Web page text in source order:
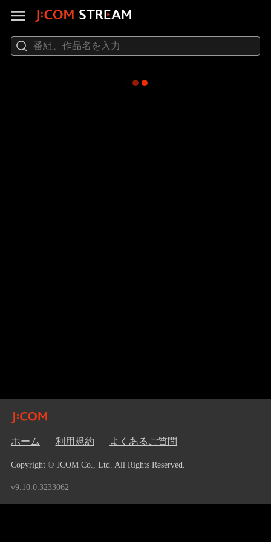
ホーム 利用規約 よくあるご質問
Copyright © JCOM Co., Ltd. All Rights Reserved.
v9.10.0.3233062